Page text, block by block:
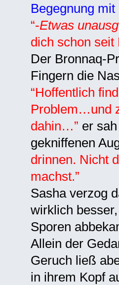
Begegnung
“-Etwas
dich schon seit
Der Bronnaq-
Fingern die
“Hoffentlich
Problem…und
dahin…” er
gekniffenen
drinnen. Nicht
machst.”
Sasha verzog
wirklich
Sporen
Allein der
Geruch ließ
in ihrem Kopf